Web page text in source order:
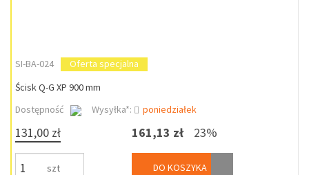
SI-BA-024
Oferta specjalna
Ścisk Q-G XP 900 mm
Dostępność
Wysyłka*: poniedziałek
131,00 zł
szt
161,13 zł 23%
DO KOSZYKA